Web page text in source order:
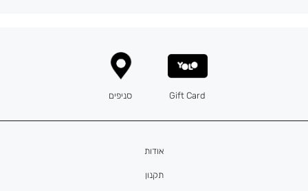
אודות
תקנון
Gift Card סניפים